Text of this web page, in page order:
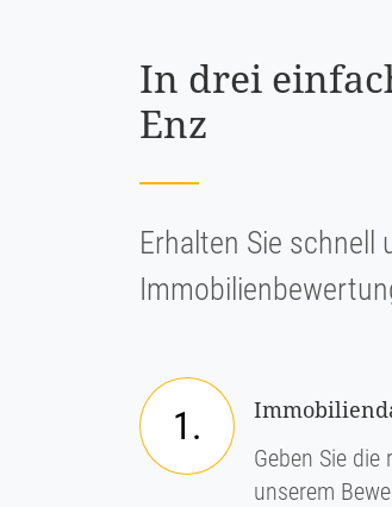
In drei
Enz
Erhalten Sie
1.
Geben Sie
unserem